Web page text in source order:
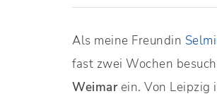
Als meine Freundin
fast zwei Wochen
Weimarein. Von Leipzig